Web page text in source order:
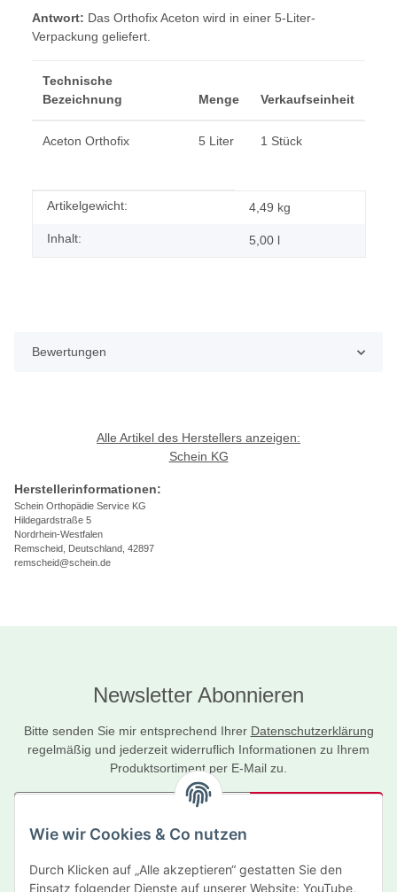
Wie wir Cookies & Co nutzen
Durch Klicken auf „Alle akzeptieren“ gestatten Sie den
Einsatz folgender Dienste auf unserer Website: YouTube,
Antwort: Das Orthofix Aceton wird in einer 5-Liter-
Verpackung geliefert.
Technische
Bezeichnung
Menge Verkaufseinheit
Aceton Orthofix 5 Liter 1 Stück
Produkteigenschaft
Wert
Artikelgewicht: 4,49 kg
Inhalt: 5,00 l
Bewertungen
Alle Artikel des Herstellers anzeigen:
Schein KG
Herstellerinformationen:
Schein Orthopädie Service KG
Hildegardstraße 5
Nordrhein-Westfalen
Remscheid, Deutschland, 42897
remscheid@schein.de
Newsletter Abonnieren
Bitte senden Sie mir entsprechend Ihrer Datenschutzerklärung
regelmäßig und jederzeit widerruflich Informationen zu Ihrem
Produktsortiment per E-Mail zu.
Newsletter Abonnieren
Informationen